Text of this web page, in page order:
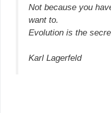
Not because you
want to.
Evolution is the
Karl Lagerfeld